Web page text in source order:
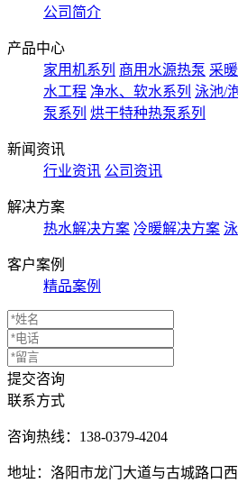
公司简介
产品中心
家用机系列 商用水源热泵 采
水工程 净水、软水系列 泳池/
泵系列 烘干特种热泵系列
新闻资讯
行业资讯 公司资讯
解决方案
热水解决方案 冷暖解决方案
客户案例
精品案例
提交咨询
联系方式
咨询热线： 138-0379-4204
地址：洛阳市龙门大道与古城路口